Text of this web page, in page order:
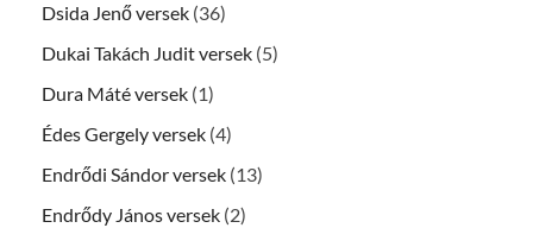
Dsida Jenő versek (36)
Dukai Takách Judit versek (5)
Dura Máté versek (1)
Édes Gergely versek (4)
Endrődi Sándor versek (13)
Endrődy János versek (2)